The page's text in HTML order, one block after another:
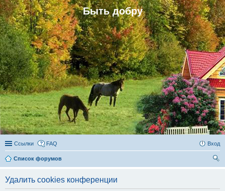
Быть добру
Ссылки FAQ Вход
Список форумов
Удалить cookies конференции